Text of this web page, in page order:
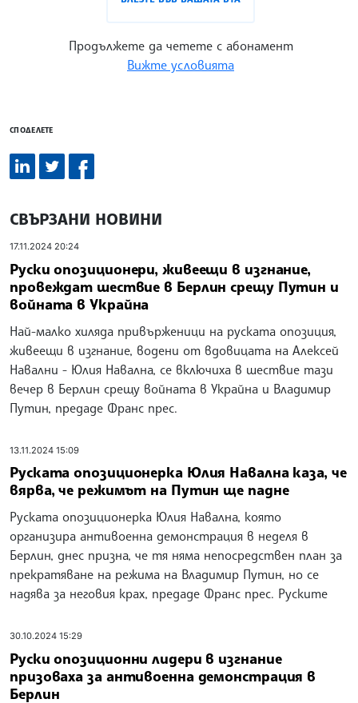
Продължете да четете с абонамент
Вижте условията
СПОДЕЛЕТЕ
СВЪРЗАНИ НОВИНИ
17.11.2024 20:24
Руски опозиционери, живеещи в изгнание,
провеждат шествие в Берлин срещу Путин и
войната в Украйна
Най-малко хиляда привърженици на руската опозиция,
живеещи в изгнание, водени от вдовицата на Алексей
Навални - Юлия Навална, се включиха в шествие тази
вечер в Берлин срещу войната в Украйна и Владимир
Путин, предаде Франс прес.
13.11.2024 15:09
Руската опозиционерка Юлия Навална каза, че
вярва, че режимът на Путин ще падне
Руската опозиционерка Юлия Навална, която
организира антивоенна демонстрация в неделя в
Берлин, днес призна, че тя няма непосредствен план за
прекратяване на режима на Владимир Путин, но се
надява за неговия крах, предаде Франс прес. Руските
30.10.2024 15:29
Руски опозиционни лидери в изгнание
призоваха за антивоенна демонстрация в
Берлин